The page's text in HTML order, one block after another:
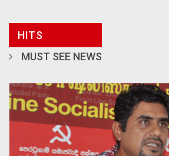
HITS
MUST SEE NEWS